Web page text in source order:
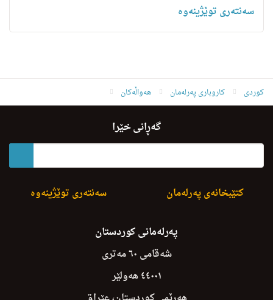
سەنتەری توێژینەوە
کوردی کاروباری پەرلەمان هەواڵەکان
L.yasaye Raport Lasar P.Y. U P.B. Amada Dakat
گەڕانی خێرا
سەنتەری توێژینەوە کتێبخانەی پەرلەمان
پەرلەمانی کوردستان
شەقامی ٦٠ مەتری
٤٤٠٠١ هەولێر